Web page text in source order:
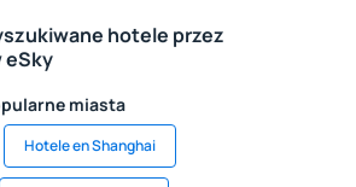
hotele przez
miasta
Hotele en Shanghai